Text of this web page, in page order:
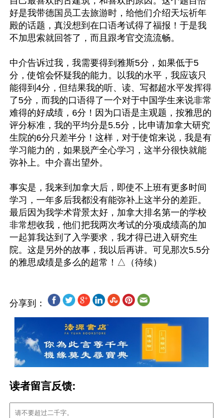
好是我带德国员工去旅游时，给他们介绍天坛祈年
殿的话题，真没想到在口语考试得了福报！于是我
不加思索就回答了，而且跟考官交流流畅。
中介告诉过我，我需要得到雅斯5分，如果低于5
分，使馆会怀疑我的能力。以我的水平，我应该只
能得到4分，但结果我的听、读、写都超水平发挥得
了5分，而我的口语得了一个对于中国学生来说非常
难得的好成绩，6分！因为口语是主观题，按雅思的
评分标准，我的平均分是5.5分，比申请加拿大研究
生院的6分只差半分！这样，对于使馆来说，我是有
学习能力的，如果脱产全心学习，这半分很快就能
弥补上。中介喜出望外。
事实是，我来到加拿大后，即使不上班有更多时间
学习，一年多后我都没有能弥补上这半分的差距。
最后因为我学术背景太好，加拿大排名第一的学校
非常想收我，他们把我两次考试的分项成绩高的加
一起算我达到了入学要求，我才得已进入研究生
院。这是另外的故事，我以后再讲。可见那次5.5分
分享到：
读者留言反馈: